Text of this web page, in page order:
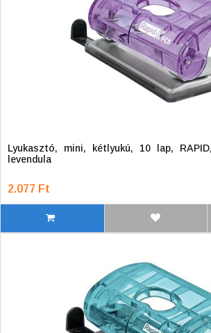
Lyukasztó, mini, kétlyukú, 10 lap,
levendula
2.077 Ft